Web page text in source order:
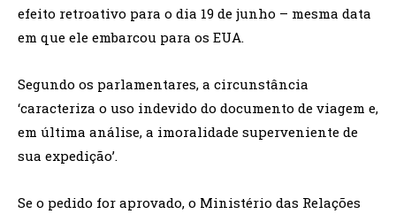
efeito retroativo para o dia 19 de junho – mesma data
em que ele embarcou para os EUA.
Segundo os parlamentares, a circunstância
‘caracteriza o uso indevido do documento de viagem e,
em última análise, a imoralidade superveniente de
sua expedição’.
Se o pedido for aprovado, o Ministério das Relações